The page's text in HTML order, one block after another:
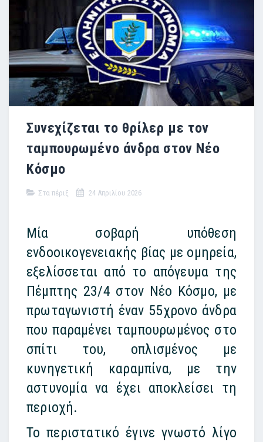
Συνεχίζεται το θρίλερ με τον
ταμπουρωμένο άνδρα στον Νέο
Κόσμο
Στα πέριξ 24 Απριλίου 2026
Μία σοβαρή υπόθεση
ενδοοικογενειακής βίας με ομηρεία,
εξελίσσεται από το απόγευμα της
Πέμπτης 23/4 στον Νέο Κόσμο, με
πρωταγωνιστή έναν 55χρονο άνδρα
που παραμένει ταμπουρωμένος στο
σπίτι του, οπλισμένος με
κυνηγετική καραμπίνα, με την
αστυνομία να έχει αποκλείσει τη
περιοχή.
Το περιστατικό έγινε γνωστό λίγο